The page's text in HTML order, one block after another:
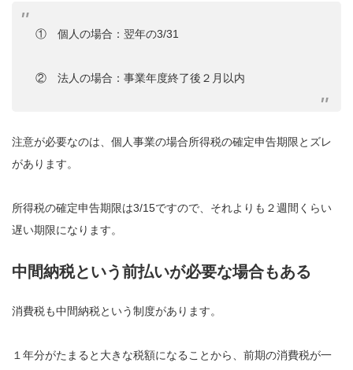
① 個人の場合：翌年の3/31
② 法人の場合：事業年度終了後２月以内
注意が必要なのは、個人事業の場合所得税の確定申告期限とズレ
があります。
所得税の確定申告期限は3/15ですので、それよりも２週間くらい
遅い期限になります。
中間納税という前払いが必要な場合もある
消費税も中間納税という制度があります。
１年分がたまると大きな税額になることから、前期の消費税が一